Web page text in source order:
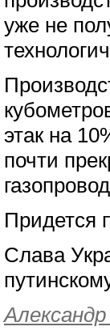
уже не
этак на
почти
Придется
Слава